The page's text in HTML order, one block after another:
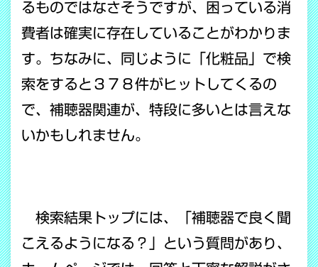
るものではなさそうですが、困っている消
費者は確実に存在していることがわかりま
す。ちなみに、同じように「化粧品」で検
索をすると３７８件がヒットしてくるの
で、補聴器関連が、特段に多いとは言えな
いかもしれません。
検索結果トップには、「補聴器で良く聞
こえるようになる？」という質問があり、